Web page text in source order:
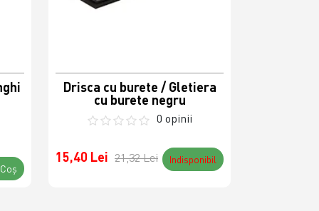
Drisca cu burete / Gletiera
cu burete negru
0 opinii
15,40 Lei 21,32 Lei Indisponibil